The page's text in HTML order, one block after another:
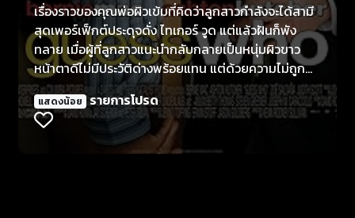
เรื่องราวของคุณพ่อผิวเข้มที่คิดว่าลูกสาวกำลังจะได้สามี
สุดเพอร์เฟ็กต์ประดุจดั่ง ไทเกอร์ วูด แต่แล้วฝันก็พัง
ทลาย เมื่อผู้ที่ลูกสาวแนะนำกลับกลายเป็นหนุ่มผิวขาว
หน้าตาดีไม่มีประวัติด่างพร้อยแทน แต่ด้วยความไม่ถูก
ชะตาและร้อยแปดวิธีทำให้ลูกสาวสุดที่รักอยากเลิกกับ
แฟนหนุ่มคนนี้ก็เริ่มขึ้น
แสดงน้อย รายการโปรด